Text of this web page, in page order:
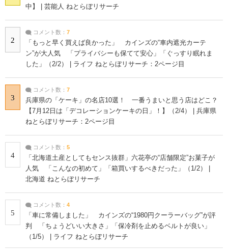
中】 | 芸能人 ねとらぼリサーチ
2
コメント数： 7
「もっと早く買えば良かった」 カインズの“車内遮光カーテ
ン”が大人気 「プライバシーも保てて安心」「ぐっすり眠れま
した」（2/2） | ライフ ねとらぼリサーチ：2ページ目
3
コメント数： 7
兵庫県の「ケーキ」の名店10選！ 一番うまいと思う店はどこ？
【7月12日は「デコレーションケーキの日」！】（2/4） | 兵庫県
ねとらぼリサーチ：2ページ目
4
コメント数： 5
「北海道土産としてもセンス抜群」六花亭の“店舗限定”お菓子が
人気 「こんなの初めて」「箱買いするべきだった」（1/2） |
北海道 ねとらぼリサーチ
5
コメント数： 4
「車に常備しました」 カインズの“1980円クーラーバッグ”が評
判 「ちょうどいい大きさ」「保冷剤を止めるベルトが良い」
（1/5） | ライフ ねとらぼリサーチ